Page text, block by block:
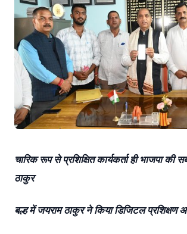
चारिक रूप से प्रशिक्षित कार्यकर्ता ही भाजपा
ठाकुर
बल्ह में जयराम ठाकुर ने किया डिजिटल